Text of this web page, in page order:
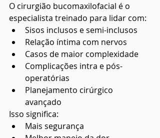
O cirurgião bucomaxilofacial é o
especialista treinado para lidar com:
Sisos inclusos e semi-inclusos
Relação íntima com nervos
Casos de maior complexidade
Complicações intra e pós-
operatórias
Planejamento cirúrgico
avançado
Isso significa:
Mais segurança